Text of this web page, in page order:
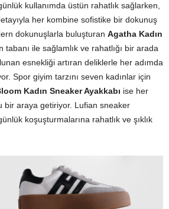
kullanımda üstün rahatlık sağlarken,
her kombine sofistike bir dokunuş
dokunuşlarla buluşturan Agatha Kadın
tabanı ile sağlamlık ve rahatlığı bir arada
esnekliği artıran deliklerle her adımda
Spor giyim tarzını seven kadınlar için
Kadın Sneaker Ayakkabı ise her
bir araya getiriyor. Lufian sneaker
koşuşturmalarına rahatlık ve şıklık